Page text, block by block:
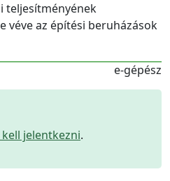
teljesítményének
véve az építési beruházások
e-gépész
kell jelentkezni.